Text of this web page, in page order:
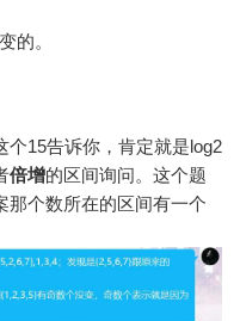
的。
15告诉你，肯定就是log2
倍增的区间询问。这个题
那个数所在的区间有一个